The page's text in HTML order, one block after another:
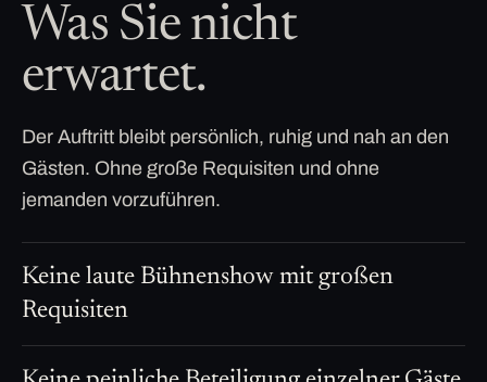
Was Sie nicht
erwartet.
Der Auftritt bleibt persönlich, ruhig und nah an den
Gästen. Ohne große Requisiten und ohne
jemanden vorzuführen.
Keine laute Bühnenshow mit großen
Requisiten